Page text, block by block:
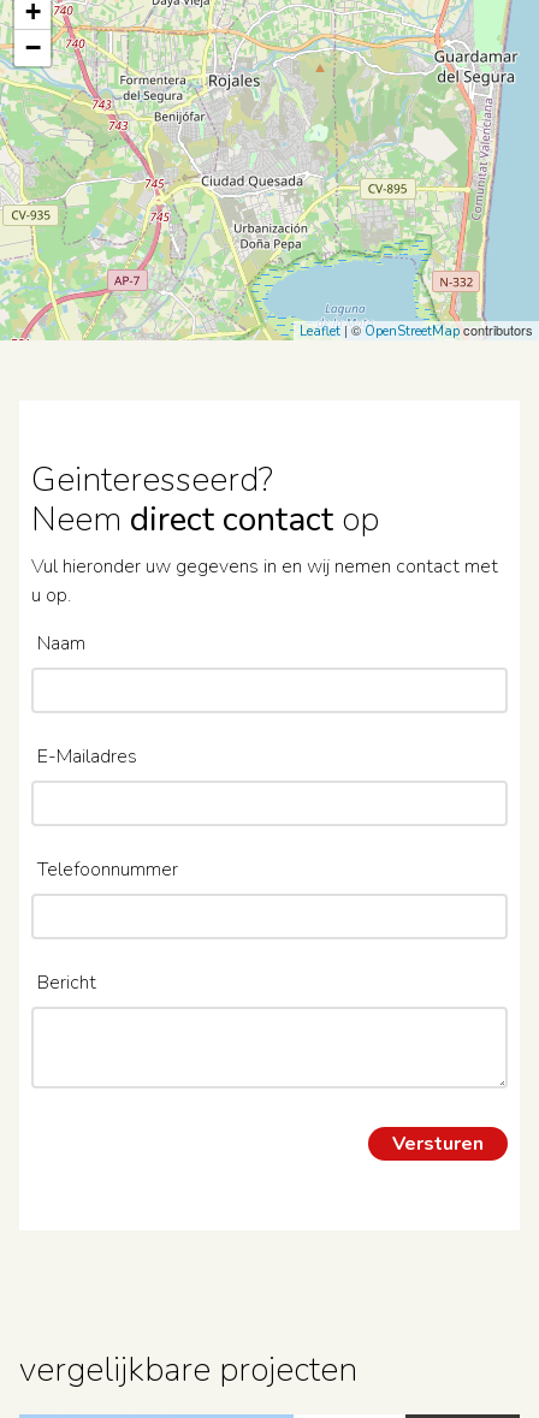
+
−
Leaflet| ©OpenStreetMapcontributors
Geinteresseerd?
Neem direct contact op
Vul hieronder uw gegevens in en wij nemen contact met
u op.
Naam
E-Mailadres
Telefoonnummer
Bericht
vergelijkbare projecten